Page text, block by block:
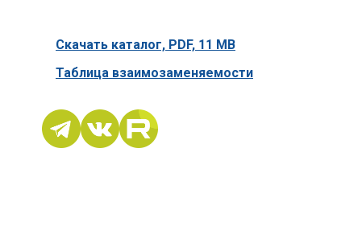
Скачать каталог, PDF, 11 MB
Таблица взаимозаменяемости